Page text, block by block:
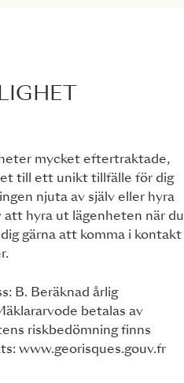
mycket eftertraktade,
till ett unikt tillfälle för dig
njuta av själv eller hyra
hyra ut lägenheten när du
gärna att komma i kontakt
B. Beräknad årlig
betalas av
riskbedömning finns
www.georisques.gouv.fr